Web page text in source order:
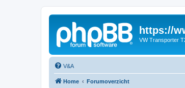
https://
VW Transporter
V&A
Home Forumoverzicht